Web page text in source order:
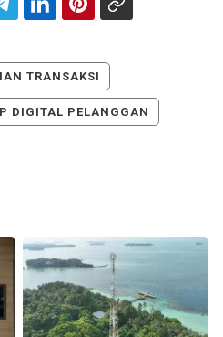
TRANSAKSI
DIGITAL PELANGGAN